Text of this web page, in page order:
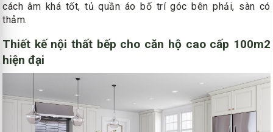
cách âm khá tốt, tủ quần áo bố trí góc bên phải, sàn có
thảm.
Thiết kế nội thất bếp cho căn hộ cao cấp 100m2
hiện đại